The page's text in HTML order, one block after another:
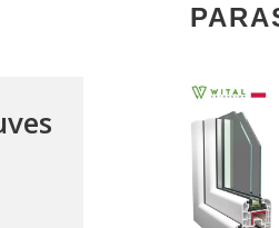
5 kameru profils
Profila biezums:
Siltumizolējošs
selektīvais stikls
Austrija furnitūra